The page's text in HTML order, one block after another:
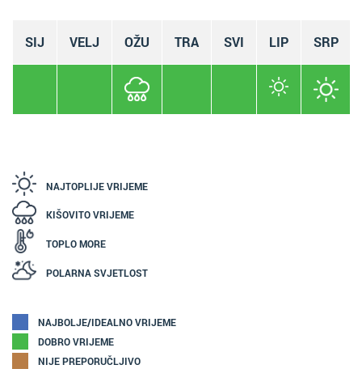
SIJ VELJ OŽU TRA SVI LIP SRP
NAJTOPLIJE VRIJEME
KIŠOVITO VRIJEME
TOPLO MORE
POLARNA SVJETLOST
NAJBOLJE/IDEALNO VRIJEME
DOBRO VRIJEME
NIJE PREPORUČLJIVO